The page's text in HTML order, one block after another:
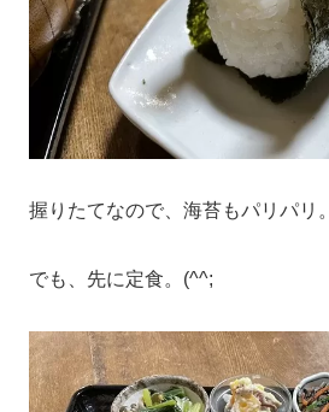
握りたてなので、海苔もパリパリ。
でも、先に定食。(^^;